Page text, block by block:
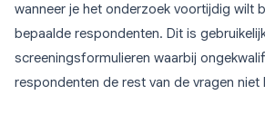
wanneer je het onderzoek voortijdig wilt
bepaalde respondenten. Dit is
screeningsformulieren waarbij
respondenten de rest van de vragen niet